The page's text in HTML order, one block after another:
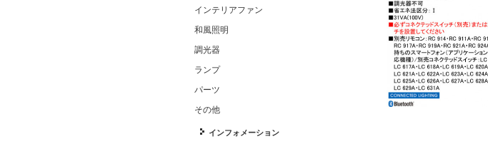
インテリアファン
和風照明
調光器
ランプ
パーツ
その他
インフォメーション